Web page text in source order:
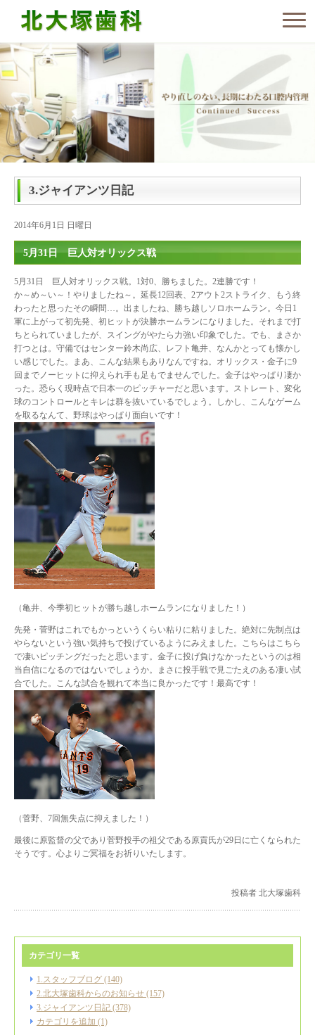
3.ジャイアンツ日記
2014年6月1日 日曜日
5月31日 巨人対オリックス戦
5月31日 巨人対オリックス戦。1対0、勝ちました。2連勝です！
か～め～い～！やりましたね～。延長12回表、2アウト2ストライク、もう終
わったと思ったその瞬間…。出ましたね、勝ち越しソロホームラン。今日1
軍に上がって初先発、初ヒットが決勝ホームランになりました。それまで打
ちとられていましたが、スイングがやたら力強い印象でした。でも、まさか
打つとは。守備ではセンター鈴木尚広、レフト亀井、なんかとっても懐かし
い感じでした。まあ、こんな結果もありなんですね。オリックス・金子に9
回までノーヒットに抑えられ手も足もでませんでした。金子はやっぱり凄か
った。恐らく現時点で日本一のピッチャーだと思います。ストレート、変化
球のコントロールとキレは群を抜いているでしょう。しかし、こんなゲーム
を取るなんて、野球はやっぱり面白いです！
（亀井、今季初ヒットが勝ち越しホームランになりました！）
先発・菅野はこれでもかっというくらい粘りに粘りました。絶対に先制点は
やらないという強い気持ちで投げているようにみえました。こちらはこちら
で凄いピッチングだったと思います。金子に投げ負けなかったというのは相
当自信になるのではないでしょうか。まさに投手戦で見ごたえのある凄い試
合でした。こんな試合を観れて本当に良かったです！最高です！
（菅野、7回無失点に抑えました！）
最後に原監督の父であり菅野投手の祖父である原貢氏が29日に亡くなられた
そうです。心よりご冥福をお祈りいたします。
投稿者 北大塚歯科
カテゴリ一覧
1.スタッフブログ (140)
2.北大塚歯科からのお知らせ (157)
3.ジャイアンツ日記 (378)
カテゴリを追加 (1)